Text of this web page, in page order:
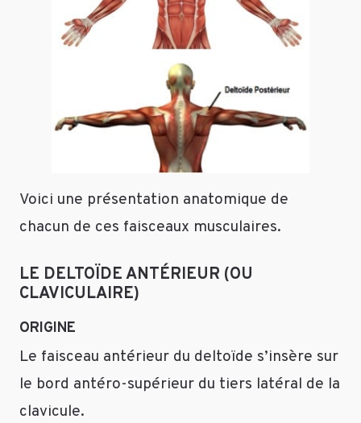
Voici une présentation anatomique de
chacun de ces faisceaux musculaires.
LE DELTOÏDE ANTÉRIEUR (OU
CLAVICULAIRE)
ORIGINE
Le faisceau antérieur du deltoïde s’insère sur
le bord antéro-supérieur du tiers latéral de la
clavicule.